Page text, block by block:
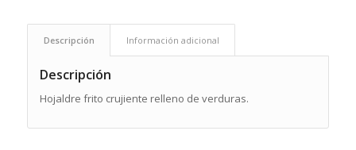
Descripción Información adicional
Descripción
Hojaldre frito crujiente relleno de verduras.